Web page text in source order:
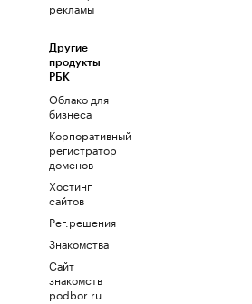
рекламы
Другие
продукты
РБК
Облако для
бизнеса
Корпоративный
регистратор
доменов
Хостинг
сайтов
Рег.решения
Знакомства
Сайт
знакомств
podbor.ru